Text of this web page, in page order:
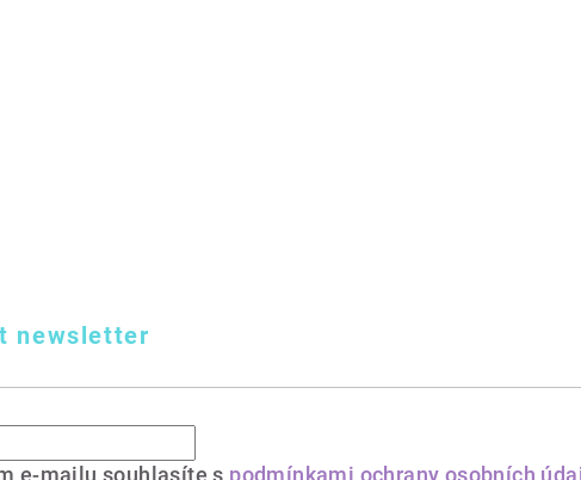
newsletter
e-mailu souhlasíte s podmínkami ochrany osobních